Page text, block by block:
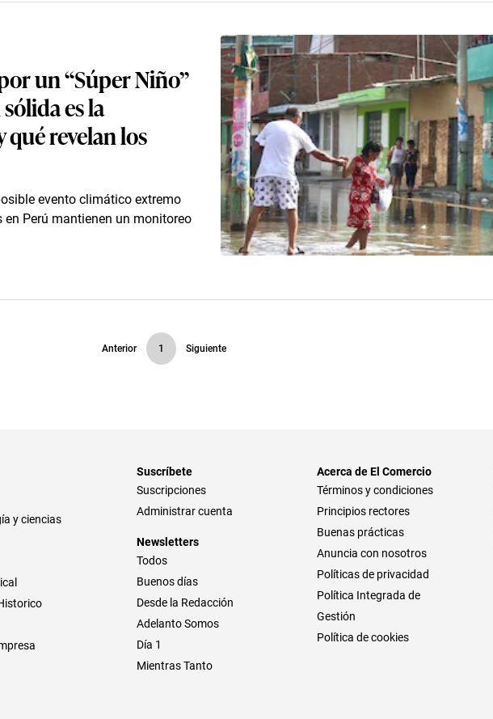
un “Súper Niño”
es la
revelan los
evento climático extremo
Perú mantienen un monitoreo
Anterior 1 Siguiente
y ciencias
Suscríbete
Suscripciones
Administrar cuenta
Newsletters
Todos
Buenos días
Desde la Redacción
Adelanto Somos
Día 1
Mientras Tanto
Acerca de El Comercio
Términos y condiciones
Principios rectores
Buenas prácticas
Anuncia con nosotros
Políticas de privacidad
Política Integrada de
Gestión
Política de cookies